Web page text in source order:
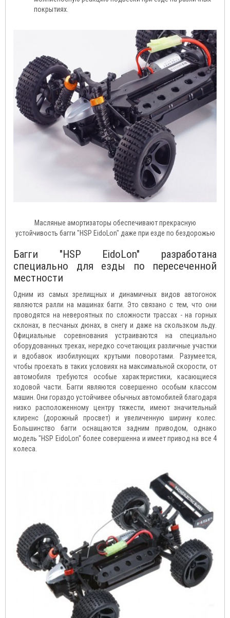
покрытиях.
Масляные амортизаторы обеспечивают прекрасную
устойчивость багги "HSP EidoLon" даже при езде по бездорожью
Багги "HSP EidoLon" разработана
специально для езды по пересеченной
местности
Одним из самых зрелищных и динамичных видов автогонок
являются ралли на машинах багги. Это связано с тем, что они
проводятся на невероятных по сложности трассах - на горных
склонах, в песчаных дюнах, в снегу и даже на скользком льду.
Официальные соревнования устраиваются на специально
оборудованных треках, нередко сочетающих различные участки
и вдобавок изобилующих крутыми поворотами. Разумеется,
чтобы проехать в таких условиях на максимальной скорости, от
автомобиля требуются особые характеристики, касающиеся
ходовой части. Багги являются совершенно особым классом
машин. Они гораздо устойчивее обычных автомобилей благодаря
низко расположенному центру тяжести, имеют значительный
клиренс (дорожный просвет) и увеличенную ширину колес.
Большинство багги оснащаются задним приводом, однако
модель "HSP EidoLon" более совершенна и имеет привод на все 4
колеса.